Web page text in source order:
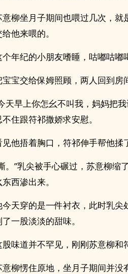
意柳坐月子期间也喂过几次，
他来喂的。
个年纪的小朋友嗜睡，咕嘟咕嘟
宝宝交给保姆照顾，两人回到房
天早上你怎幺不叫我，妈妈把
住跟符祁撒娇求安慰。
见他捂着胸口，符祁伸手帮他揉
。”乳尖被手心碾过，苏意柳缩
西渗出来。
今天穿的是一件衬衣，此时乳尖
一股淡淡的甜味。
股味道并不罕见，刚刚苏意柳和
意柳愣住原地，坐月子期间并没